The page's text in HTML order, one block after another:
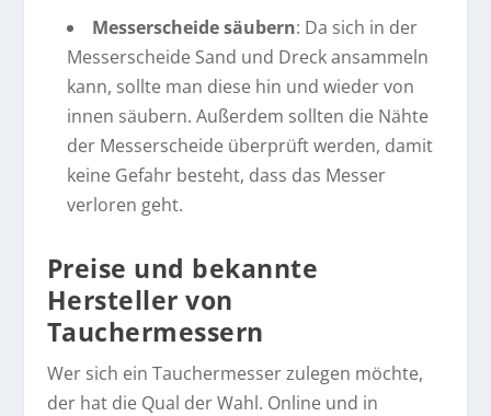
Messerscheide säubern: Da sich in der
Messerscheide Sand und Dreck ansammeln
kann, sollte man diese hin und wieder von
innen säubern. Außerdem sollten die Nähte
der Messerscheide überprüft werden, damit
keine Gefahr besteht, dass das Messer
verloren geht.
Preise und bekannte
Hersteller von
Tauchermessern
Wer sich ein Tauchermesser zulegen möchte,
der hat die Qual der Wahl. Online und in